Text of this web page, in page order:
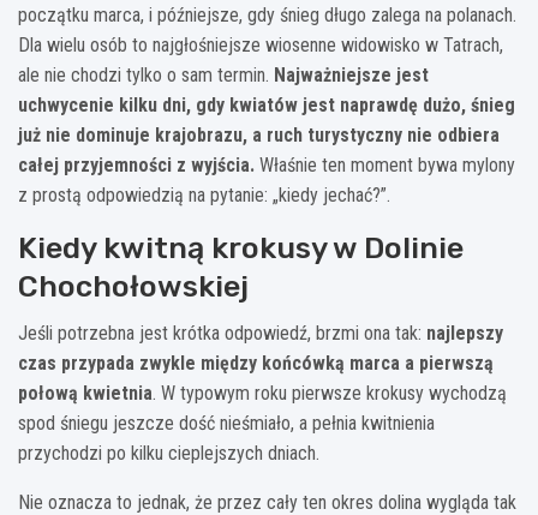
początku marca, i późniejsze, gdy śnieg długo zalega na polanach.
Dla wielu osób to najgłośniejsze wiosenne widowisko w Tatrach,
ale nie chodzi tylko o sam termin. Najważniejsze jest
uchwycenie kilku dni, gdy kwiatów jest naprawdę dużo, śnieg
już nie dominuje krajobrazu, a ruch turystyczny nie odbiera
całej przyjemności z wyjścia. Właśnie ten moment bywa mylony
z prostą odpowiedzią na pytanie: „kiedy jechać?”.
Kiedy kwitną krokusy w Dolinie
Chochołowskiej
Jeśli potrzebna jest krótka odpowiedź, brzmi ona tak: najlepszy
czas przypada zwykle między końcówką marca a pierwszą
połową kwietnia. W typowym roku pierwsze krokusy wychodzą
spod śniegu jeszcze dość nieśmiało, a pełnia kwitnienia
przychodzi po kilku cieplejszych dniach.
Nie oznacza to jednak, że przez cały ten okres dolina wygląda tak